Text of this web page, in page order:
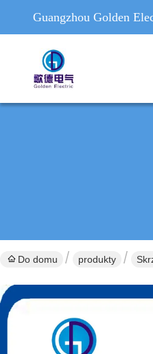
Guangzhou Golden
Do domu produkty